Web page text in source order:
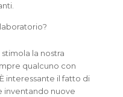
la nostra
qualcuno con
interessante il fatto di
inventando nuove